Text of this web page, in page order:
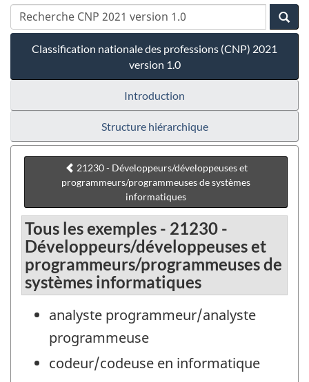
Classification nationale des professions (CNP) 2021
version 1.0
Introduction
Structure hiérarchique
21230 - Développeurs/développeuses et
programmeurs/programmeuses de systèmes
informatiques
Tous les exemples - 21230 -
Développeurs/développeuses et
programmeurs/programmeuses de
systèmes informatiques
analyste programmeur/analyste
programmeuse
codeur/codeuse en informatique